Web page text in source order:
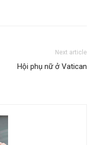
Next article
Hội phụ nữ ở Vatican